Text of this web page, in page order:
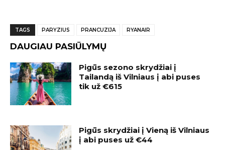
TAGS PARYZIUS PRANCUZIJA RYANAIR
DAUGIAU PASIŪLYMŲ
Pigūs sezono skrydžiai į
Tailandą iš Vilniaus į abi puses
tik už €615
Pigūs skrydžiai į Vieną iš Vilniaus
į abi puses už €44